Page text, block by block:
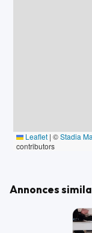
Leaflet | ©Stadia
contributors
Annonces